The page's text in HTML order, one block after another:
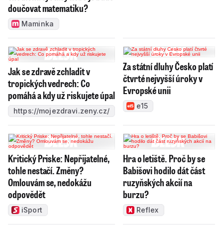
doučovat matematiku?
Maminka
Jak se zdravě zchladit v
tropických vedrech: Co
pomáhá a kdy už riskujete úpal
https://mojezdravi.zeny.cz/
Za státní dluhy Česko platí
čtvrté nejvyšší úroky v
Evropské unii
e15
Kritický Priske: Nepřijatelné,
tohle nestačí. Změny?
Omlouvám se, nedokážu
odpovědět
iSport
Hra o letiště. Proč by se
Babišovi hodilo dát část
ruzyňských akcií na
burzu?
Reflex